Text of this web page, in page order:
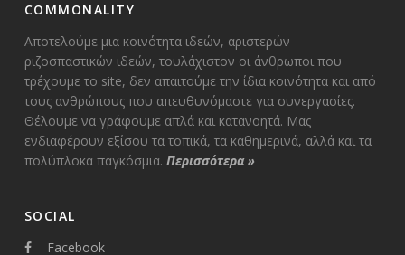
COMMONALITY
Αποτελούμε μια κοινότητα ιδεών, αριστερών
ριζοσπαστικών ιδεών, τουλάχιστον οι άνθρωποι που
τρέχουμε το site, δεν απαιτούμε την ίδια κοινότητα και από
τους ανθρώπους που απευθυνόμαστε για συνεργασίες.
Θέλουμε να γράφουμε απλά και κατανοητά. Μας
ενδιαφέρουν εξίσου τα τοπικά, τα καθημερινά, αλλά και τα
πολύπλοκα παγκόσμια. Περισσότερα»
SOCIAL
Facebook